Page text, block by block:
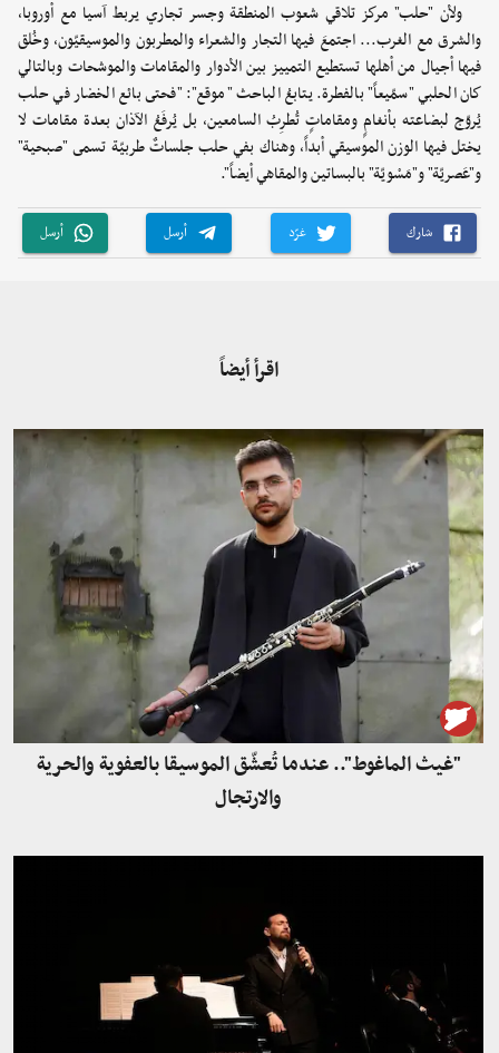
ولأن "حلب" مركز تلاقي شعوب المنطقة وجسر تجاري يربط آسيا مع أوروبا،
والشرق مع الغرب... اجتمعَ فيها التجار والشعراء والمطربون والموسيقيّون، وخُلق
فيها أجيال من أهلها تستطيع التمييز بين الأدوار والمقامات والموشحات وبالتالي
كان الحلبي "سمّيعاً" بالفطرة. يتابعُ الباحث "موقع": "فحتى بائع الخضار في حلب
يُروّج لبضاعته بأنغامٍ ومقاماتٍ تُطرِبُ السامعين، بل يُرفَعُ الآذان بعدة مقامات لا
يختل فيها الوزن الموسيقي أبداً، وهناك بفي حلب جلساتٌ طربيّة تسمى "صبحية"
و"عَصريّة" و"مَسْويّة" بالبساتين والمقاهي أيضاً".
شارك غرّد أرسل أرسل
اقرأ أيضاً
"غيث الماغوط".. عندما تُعشّق الموسيقا بالعفوية والحرية
والارتجال